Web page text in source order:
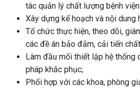
tác quản lý chất lượng bệnh viện:
Xây dựng kế hoạch và nội
Tổ chức thực hiện, theo dõi,
các đề án bảo đảm, cải tiến
Làm đầu mối thiết lập hệ thống
pháp khắc phục;
Phối hợp với các khoa, phòng